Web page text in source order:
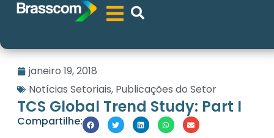
janeiro 19, 2018
Notícias Setoriais, Publicações do Setor
TCS Global Trend Study: Part I
Compartilhe: